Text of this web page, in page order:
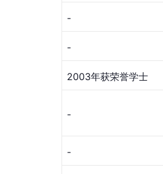
-
-
2003年获荣誉学士
-
-